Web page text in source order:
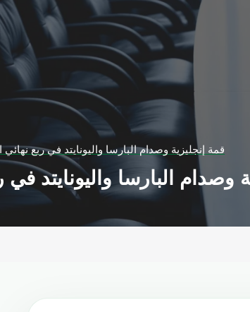
قمة إنجليزية وصدام البارسا واليونايتد في ربع نهائي
وصدام البارسا واليونايتد في